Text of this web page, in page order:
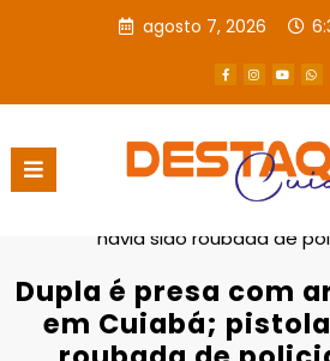
agosto 7, 2026
Página inicial
havia sido roubada de
Dupla é presa com
em Cuiabá;